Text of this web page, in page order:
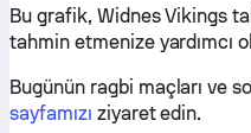
Bu grafik, Widnes Vikings
tahmin etmenize yardımcı
Bugünün ragbi maçları ve
sayfamızı ziyaret edin.